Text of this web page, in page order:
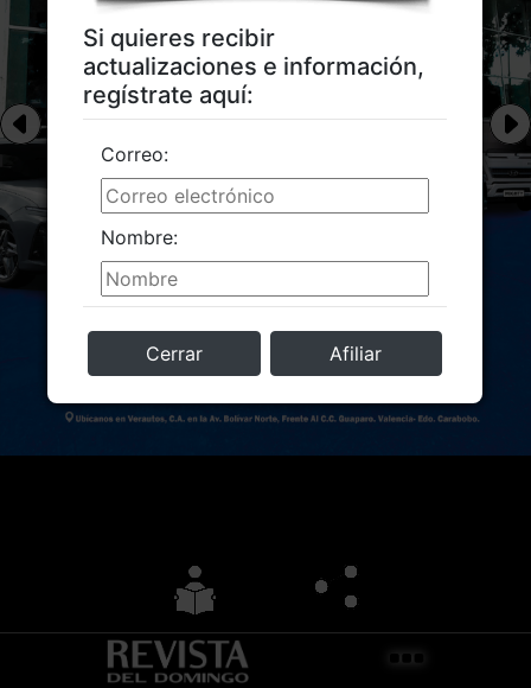
Si quieres recibir
actualizaciones e información,
regístrate aquí:
Nombre:
Correo:
Cerrar Afiliar